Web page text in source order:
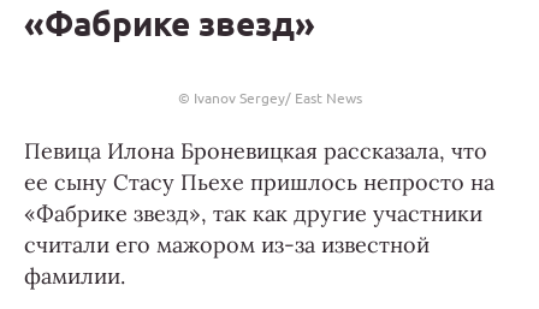
«Фабрике звезд»
© Ivanov Sergey/ East News
Певица Илона Броневицкая рассказала, что
ее сыну Стасу Пьехе пришлось непросто на
«Фабрике звезд», так как другие участники
считали его мажором из-за известной
фамилии.